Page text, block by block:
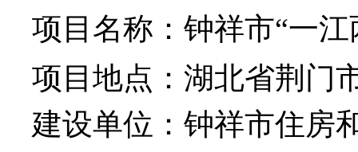
项目名称： 钟祥市“一江
项目地点：湖北省荆门
建设单位：钟祥市住房